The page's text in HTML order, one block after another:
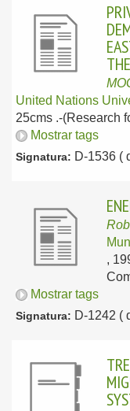
United Nations
25cms .-(Research
Mostrar tags
Signatura: D-1536 (
,
Mostrar tags
Signatura: D-1242 (